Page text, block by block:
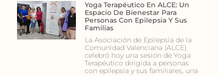
Yoga Terapéutico En ALCE: Un
Espacio De Bienestar Para
Personas Con Epilepsia Y Sus
Familias
La Asociación de Epilepsia de la
Comunidad Valenciana (ALCE)
celebró hoy una sesión de Yoga
Terapéutico dirigida a personas
con epilepsia y sus familiares, una